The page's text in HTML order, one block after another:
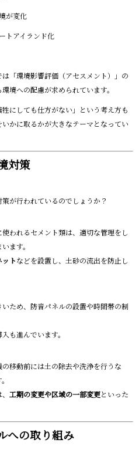
が変化
トアイランド化
「環境影響評価（アセスメント）」の
境への配慮が求められています。
にしても仕方がない」という考え方も
かに取るかが大きなテーマとなってい
対策
が行われているのでしょうか？
われるセメント類は、適切な管理をし
ます。
トなどを設置し、土砂の流出を防止し
ため、防音パネルの設置や時間帯の制
も進んでいます。
移動前には土の除去や洗浄を行うな
工期の変更や区域の一部変更といった
への取り組み